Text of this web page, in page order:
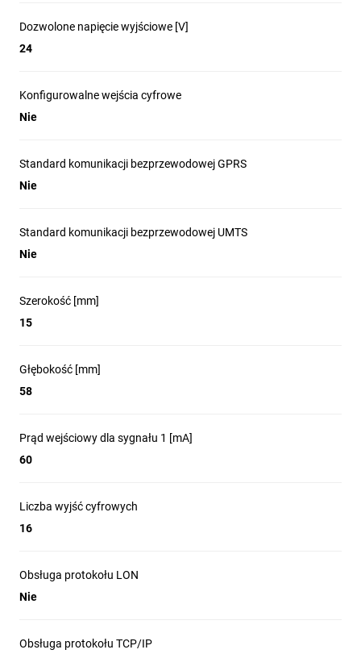
Dozwolone napięcie wyjściowe [V]
24
Konfigurowalne wejścia cyfrowe
Nie
Standard komunikacji bezprzewodowej GPRS
Nie
Standard komunikacji bezprzewodowej UMTS
Nie
Szerokość [mm]
15
Głębokość [mm]
58
Prąd wejściowy dla sygnału 1 [mA]
60
Liczba wyjść cyfrowych
16
Obsługa protokołu LON
Nie
Obsługa protokołu TCP/IP